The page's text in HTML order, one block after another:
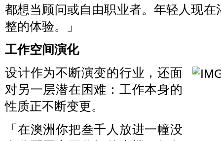
都想当顾问或自由职业者。年轻人现
整的体验。」
工作空间演化
设计作为不断演变的行业，还面
对另一层潜在困难：工作本身的
性质正不断变更。
「在澳洲你把叁千人放进一幢没